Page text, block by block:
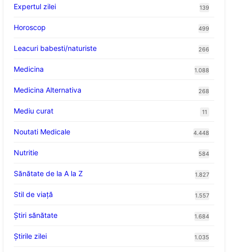
Expertul zilei 139
Horoscop 499
Leacuri babesti/naturiste 266
Medicina 1.088
Medicina Alternativa 268
Mediu curat 11
Noutati Medicale 4.448
Nutritie 584
Sănătate de la A la Z 1.827
Stil de viaţă 1.557
Ştiri sănătate 1.684
Știrile zilei 1.035